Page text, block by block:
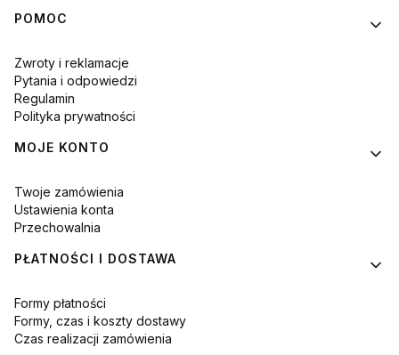
Linki w stopce
POMOC
Zwroty i reklamacje
Pytania i odpowiedzi
Regulamin
Polityka prywatności
MOJE KONTO
Twoje zamówienia
Ustawienia konta
Przechowalnia
PŁATNOŚCI I DOSTAWA
Formy płatności
Formy, czas i koszty dostawy
Czas realizacji zamówienia